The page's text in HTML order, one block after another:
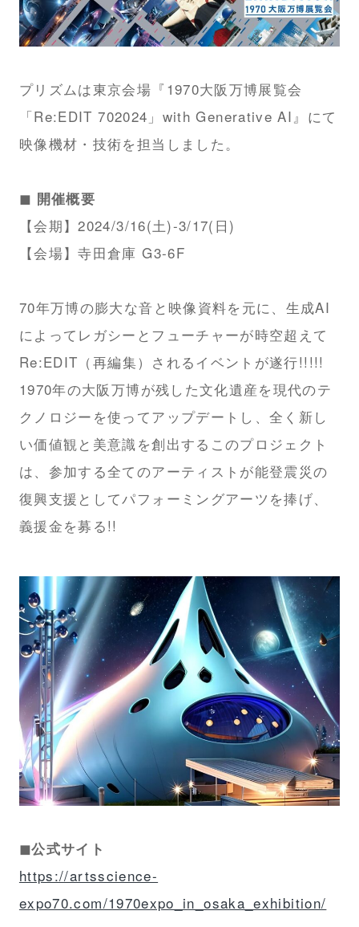
プリズムは東京会場『1970大阪万博展覧会
「Re:EDIT 702024」with Generative AI』にて
映像機材・技術を担当しました。
◼︎ 開催概要
【会期】2024/3/16(土)-3/17(日)
【会場】寺田倉庫 G3-6F
70年万博の膨大な音と映像資料を元に、生成AI
によってレガシーとフューチャーが時空超えて
Re:EDIT（再編集）されるイベントが遂行!!!!!
1970年の大阪万博が残した文化遺産を現代のテ
クノロジーを使ってアップデートし、全く新し
い価値観と美意識を創出するこのプロジェクト
は、参加する全てのアーティストが能登震災の
復興支援としてパフォーミングアーツを捧げ、
義援金を募る!!
◼︎公式サイト
https://artsscience-
expo70.com/1970expo_in_osaka_exhibition/